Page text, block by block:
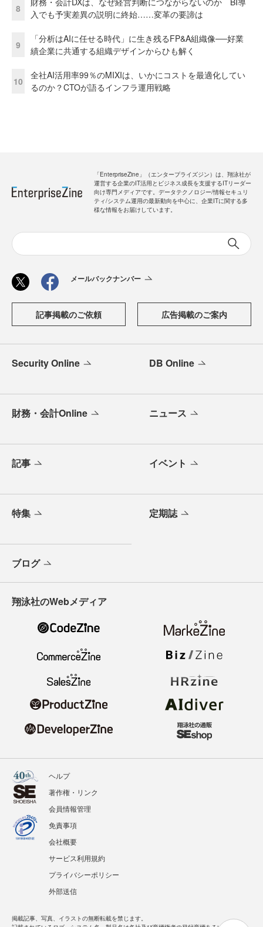
8
入でも予実差異の説明に終始……変革の要諦は
9
「分析はAIに任せる時代」に生き残るFP&A組織像──好業
績企業に共通する組織デザインからひも解く
10
全社AI活用率99％のMIXIは、いかにコストを最適化してい
るのか？CTOが語るインフラ運用戦略
「EnterpriseZine」（エンタープライズジン）は、翔泳社が
運営する企業のIT活用とビジネス成長を支援するITリーダー
向け専門メディアです。データテクノロジー/情報セキュリ
ティ/システム運用の最新動向を中心に、企業ITに関する多
様な情報をお届けしています。
メールバックナンバー
記事掲載のご依頼 広告掲載のご案内
Security Online DB Online
財務・会計Online ニュース
記事 イベント
特集 定期誌
ブログ
翔泳社のWebメディア
ヘルプ
著作権・リンク
会員情報管理
免責事項
会社概要
サービス利用規約
プライバシーポリシー
外部送信
掲載記事、写真、イラストの無断転載を禁じます。